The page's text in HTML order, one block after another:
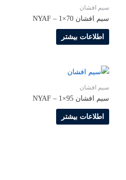
سیم افشان
سیم افشان NYAF – 1×70
اطلاعات بیشتر
سیم افشان
سیم افشان NYAF – 1×95
اطلاعات بیشتر